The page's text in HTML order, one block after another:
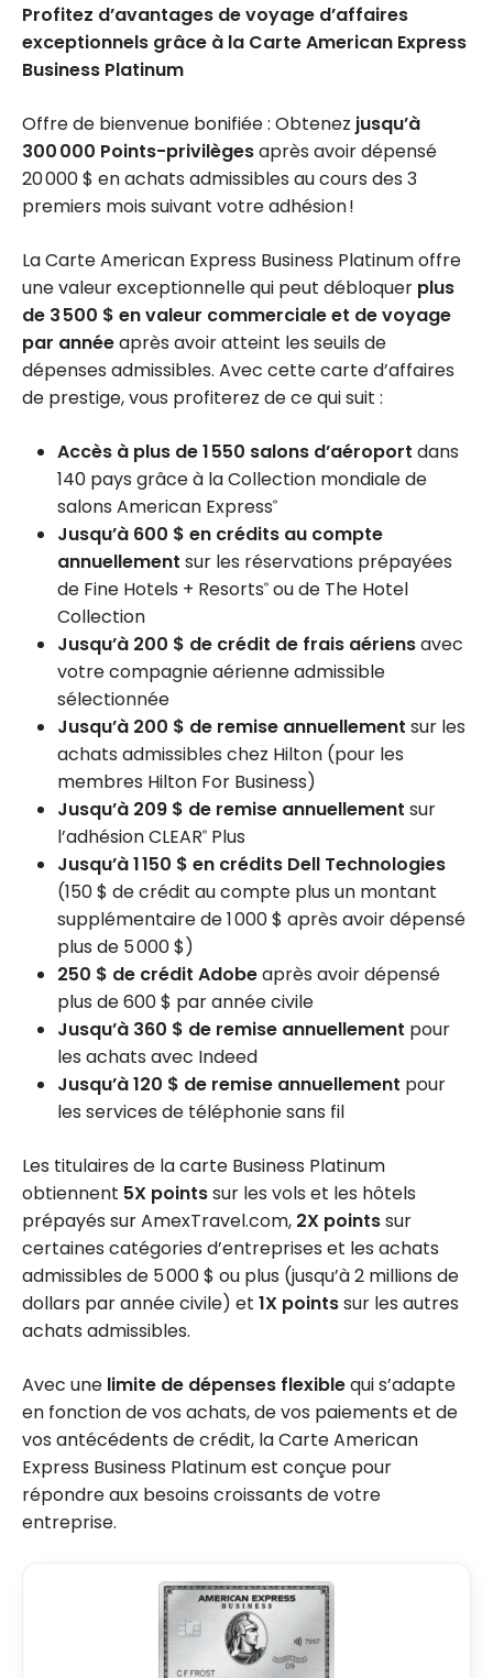
Profitez d’avantages de voyage d’affaires
exceptionnels grâce à la Carte American Express
Business Platinum
Offre de bienvenue bonifiée : Obtenez jusqu’à
300 000 Points-privilègesaprès avoir dépensé
20 000 $ en achats admissibles au cours des 3
premiers mois suivant votre adhésion !
La Carte American Express Business Platinum offre
une valeur exceptionnelle qui peut débloquer plus
de 3 500 $ en valeur commerciale et de voyage
par annéeaprès avoir atteint les seuils de
dépenses admissibles. Avec cette carte d’affaires
de prestige, vous profiterez de ce qui suit :
Accès à plus de 1 550 salons d’aéroport dans
140 pays grâce à la Collection mondiale de
salons American Express®
Jusqu’à 600 $ en crédits au compte
annuellement sur les réservations prépayées
de Fine Hotels + Resorts® ou de The Hotel
Collection
Jusqu’à 200 $ de crédit de frais aériensavec
votre compagnie aérienne admissible
sélectionnée
Jusqu’à 200 $ de remise annuellement sur les
achats admissibles chez Hilton (pour les
membres Hilton For Business)
Jusqu’à 209 $ de remise annuellement sur
l’adhésion CLEAR® Plus
Jusqu’à 1 150 $ en crédits Dell Technologies
(150 $ de crédit au compte plus un montant
supplémentaire de 1 000 $ après avoir dépensé
plus de 5 000 $)
250 $ de crédit Adobeaprès avoir dépensé
plus de 600 $ par année civile
Jusqu’à 360 $ de remise annuellement pour
les achats avec Indeed
Jusqu’à 120 $ de remise annuellement pour
les services de téléphonie sans fil
Les titulaires de la carte Business Platinum
obtiennent 5X pointssur les vols et les hôtels
prépayés sur AmexTravel.com, 2X pointssur
certaines catégories d’entreprises et les achats
admissibles de 5 000 $ ou plus (jusqu’à 2 millions de
dollars par année civile) et 1X pointssur les autres
achats admissibles.
Avec une limite de dépenses flexiblequi s’adapte
en fonction de vos achats, de vos paiements et de
vos antécédents de crédit, la Carte American
Express Business Platinum est conçue pour
répondre aux besoins croissants de votre
entreprise.